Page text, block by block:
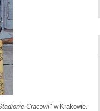
Cracovii" w Krakowie.